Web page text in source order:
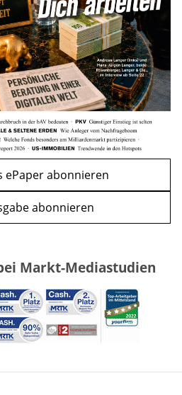
ARTIKEL
zurückweiter
ePaper abonnieren
abonnieren
Markt-Mediastudien